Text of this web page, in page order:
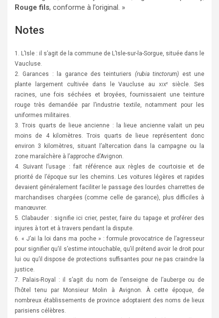
Rouge fils, conforme à l’original. »
Notes
1. L’Isle : il s’agit de la commune de L’Isle-sur-la-Sorgue, située dans le
Vaucluse.
2. Garances : la garance des teinturiers (rubia tinctorum) est une
plante largement cultivée dans le Vaucluse auXIXe
siècle. Ses
racines, une fois séchées et broyées, fournissaient une teinture
rouge très demandée par l’industrie textile, notamment pour les
uniformes militaires.
3. Trois quarts de lieue ancienne : la lieue ancienne valait un peu
moins de 4 kilomètres. Trois quarts de lieue représentent donc
environ 3 kilomètres, situant l’altercation dans la campagne ou la
zone maraîchère à l’approche d’Avignon.
4. Suivant l’usage : fait référence aux règles de courtoisie et de
priorité de l’époque sur les chemins. Les voitures légères et rapides
devaient généralement faciliter le passage des lourdes charrettes de
marchandises chargées (comme celle de garance), plus difficiles à
manœuvrer.
5. Clabauder : signifie ici crier, pester, faire du tapage et proférer des
injures à tort et à travers pendant la dispute.
6. « J’ai la loi dans ma poche » : formule provocatrice de l’agresseur
pour signifier qu’il s’estime intouchable, qu’il prétend avoir le droit pour
lui ou qu’il dispose de protections suffisantes pour ne pas craindre la
justice.
7. Palais-Royal : il s’agit du nom de l’enseigne de l’auberge ou de
l’hôtel tenu par Monsieur Molin à Avignon. À cette époque, de
nombreux établissements de province adoptaient des noms de lieux
parisiens célèbres.